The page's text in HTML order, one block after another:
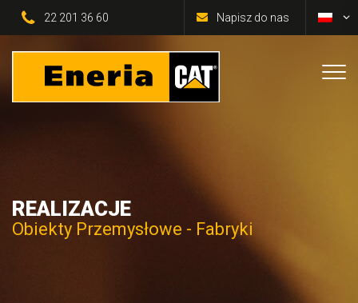
22 201 36 60 Napisz do nas
REALIZACJE
Obiekty Przemysłowe - Fabryki